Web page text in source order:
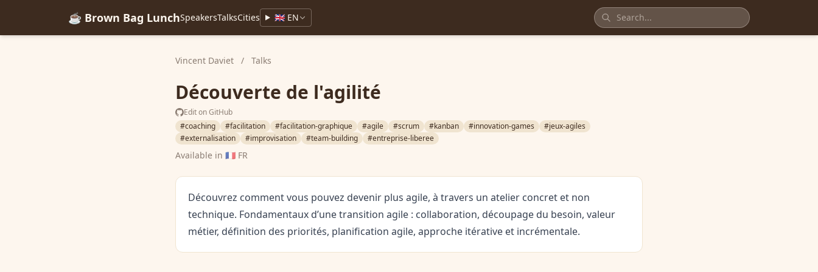
☕ Brown Bag LunchSpeakersTalksCities 🇬🇧 EN
Vincent Daviet / Talks
Découverte de l'agilité
Edit on GitHub
#coaching
#facilitation #facilitation-graphique #agile #scrum #kanban #innovation-games
#jeux-agiles
#externalisation
#improvisation #team-building #entreprise-liberee
Available in 🇫🇷 FR
Découvrez comment vous pouvez devenir plus agile, à travers un atelier concret et non
technique. Fondamentaux d’une transition agile : collaboration, découpage du besoin, valeur
métier, définition des priorités, planification agile, approche itérative et incrémentale.